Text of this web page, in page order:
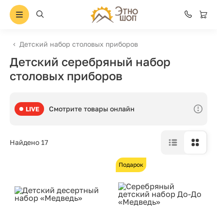
Детский набор столовых приборов
Детский серебряный набор
столовых приборов
LIVE Смотрите товары онлайн
Найдено 17
Подарок